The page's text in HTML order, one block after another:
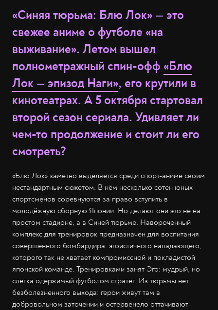
«Синяя тюрьма: Блю Лок» — это
свежее аниме о футболе «на
выживание». Летом вышел
полнометражный спин-офф «Блю
Лок — эпизод Наги», его крутили в
кинотеатрах. А 5 октября стартовал
второй сезон сериала. Удивляет ли
чем-то продолжение и стоит ли его
смотреть?
«Блю Лок» заметно выделяется среди спорт-аниме своим
нестандартным сюжетом. В нём несколько сотен юных
спортсменов соревнуются за право вступить в
молодёжную сборную Японии. Но делают они это не на
простом стадионе, а в Синей тюрьме. Навороченный
комплекс для тренировок предназначен для воспитания
совершенного бомбардира: эгоистичного нападающего,
которого так не хватает компромиссной и покладистой
японской команде. Тренировками занят Эго: мудрый, но
слегка одержимый футболом стратег. Из тюрьмы нет
безболезненного выхода: герои живут там в
добровольном заточении и остервенело оттачивают